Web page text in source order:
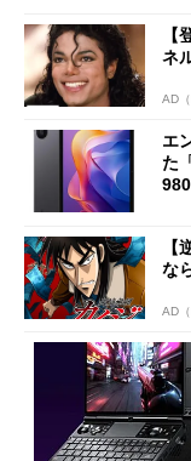
ネ
AD
エ
た
な
AD